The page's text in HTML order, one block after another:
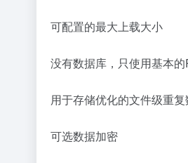
可配置的最大上载大小
没有数据库，只使用基本
用于存储优化的文件级重
可选数据加密